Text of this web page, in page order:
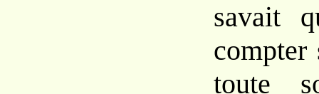
savait
toute